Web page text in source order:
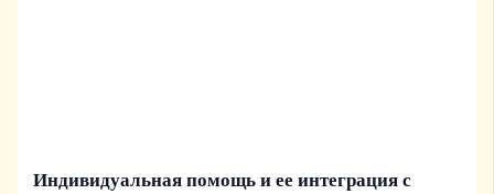
Индивидуальная помощь и ее интеграция с